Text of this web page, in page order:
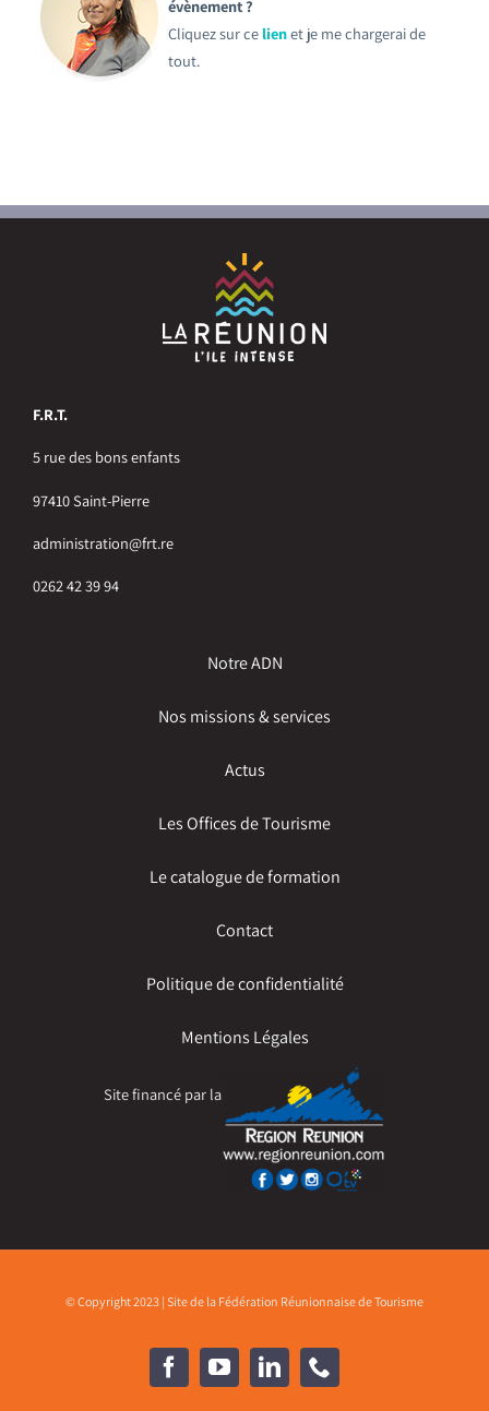
évènement ?
Cliquez sur ce lienet je me chargerai de
tout.
F.R.T.
5 rue des bons enfants
97410 Saint-Pierre
administration@frt.re
0262 42 39 94
Notre ADN
Nos missions & services
Actus
Les Offices de Tourisme
Le catalogue de formation
Contact
Politique de confidentialité
Mentions Légales
Site financé par la
© Copyright 2023 | Site de la Fédération Réunionnaise de Tourisme